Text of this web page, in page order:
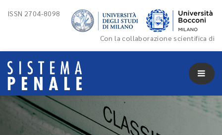
ISSN 2704-8098
Con la collaborazione scientifica di